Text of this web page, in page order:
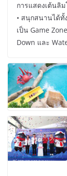
การแสดงเต้นลิ
• สนุกสนานได้ทั้
เป็น Game
Down และ